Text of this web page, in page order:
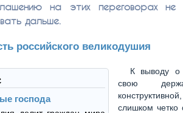
на этих переговорах не
дальше.
российского великодушия
господа
К выводу о
свою
слишком